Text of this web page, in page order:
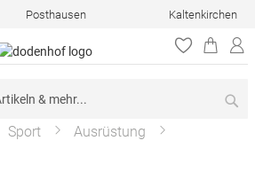
Posthausen Kaltenkirchen
Sport
Ausrüstung